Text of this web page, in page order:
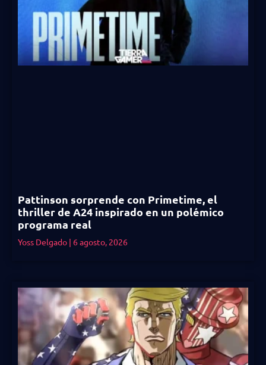
Pattinson sorprende con Primetime, el
thriller de A24 inspirado en un polémico
programa real
Yoss Delgado 6 agosto, 2026